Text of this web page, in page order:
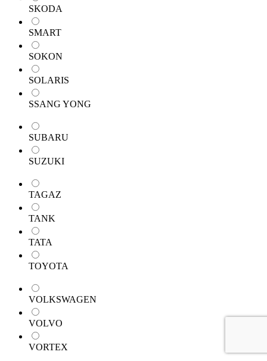
SKODA
SMART
SOKON
SOLARIS
SSANG YONG
SUBARU
SUZUKI
TAGAZ
TANK
TATA
TOYOTA
VOLKSWAGEN
VOLVO
VORTEX